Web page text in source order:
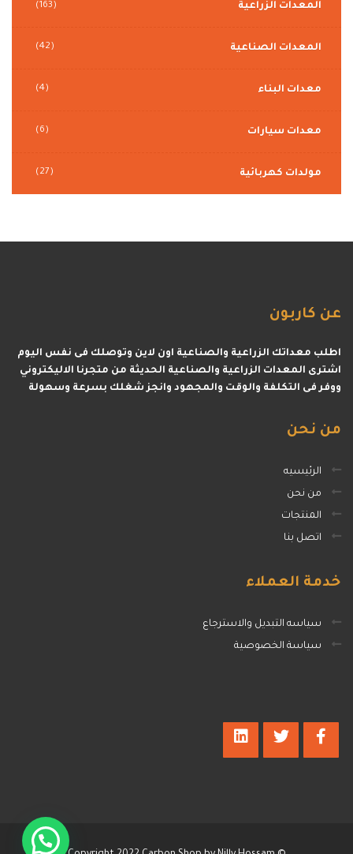
المعدات الزراعية (163)
المعدات الصناعية (42)
معدات البناء (4)
معدات سيارات (6)
مولدات كهربائية (27)
عن كاربون
اطلب معداتك الزراعية والصناعية اون لاين وتوصلك فى نفس اليوم
اشترى المعدات الزراعية والصناعية الحديثة من متجرنا الاليكتروني
ووفر فى التكلفة والوقت والمجهود وانجز شغلك بسرعة وسهولة
من نحن
الرئيسيه
من نحن
المنتجات
اتصل بنا
خدمة العملاء
سياسه التبديل والاسترجاع
سياسة الخصوصية